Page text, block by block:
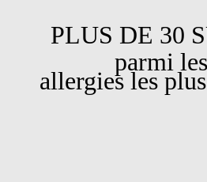
PLUS DE 30
parmi les
allergies les